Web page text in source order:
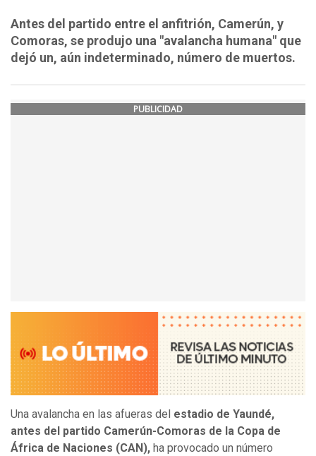
Antes del partido entre el anfitrión, Camerún, y
Comoras, se produjo una "avalancha humana" que
dejó un, aún indeterminado, número de muertos.
PUBLICIDAD
Una avalancha en las afueras del estadio de Yaundé,
antes del partido Camerún-Comoras de la Copa de
África de Naciones (CAN), ha provocado un número